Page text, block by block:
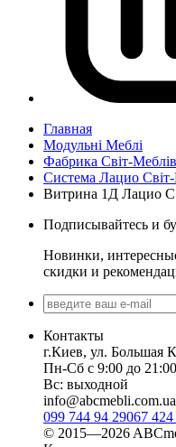
Главная
Модульні Меблі
Фабрика Світ-Меблів
Система Лацио
Витрина 1Д Лацио
Подписывайтесь и
Новинки,
скидки и
Контакты
г.Киев, ул. Большая
Пн-Сб с 9:00 до 21:00
Вс: выходной
info@abcmebli.com.ua
099 744 94 29067
© 2015—2026